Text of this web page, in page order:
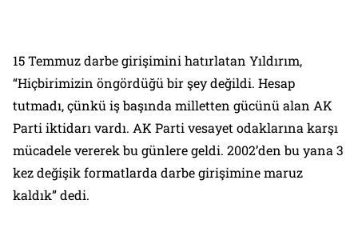
15 Temmuz darbe girişimini hatırlatan Yıldırım,
“Hiçbirimizin öngördüğü bir şey değildi. Hesap
tutmadı, çünkü iş başında milletten gücünü alan AK
Parti iktidarı vardı. AK Parti vesayet odaklarına karşı
mücadele vererek bu günlere geldi. 2002’den bu yana 3
kez değişik formatlarda darbe girişimine maruz
kaldık” dedi.